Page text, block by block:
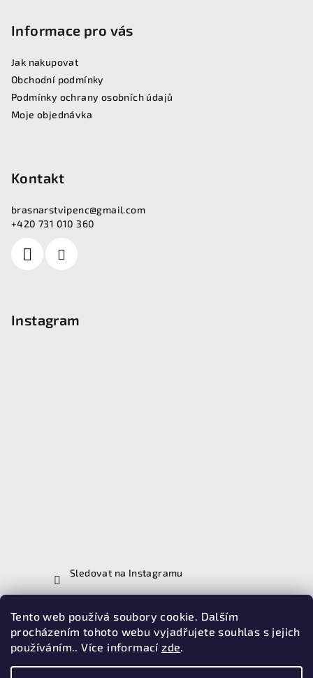
Tento web používá soubory cookie. Dalším
procházením tohoto webu vyjadřujete souhlas s jejich
používáním.. Více informacízde.
Informace pro vás
Jak nakupovat
Obchodní podmínky
Podmínky ochrany osobních údajů
Moje objednávka
Kontakt
brasnarstvipenc@gmail.com
+420 731 010 360
Instagram
Sledovat na Instagramu
Vyhledávání
Hledat